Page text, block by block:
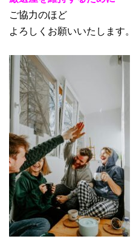
ご協力のほど
よろしくお願いいたします。